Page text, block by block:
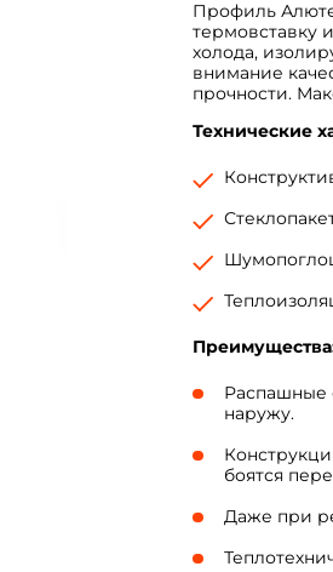
Профиль
термовставку
холода,
внимание
прочности.
Технические
Распашные
наружу.
боятся
Даже при